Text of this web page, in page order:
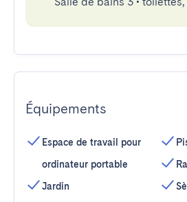
Équipements
Espace de travail pour
ordinateur portable
Jardin